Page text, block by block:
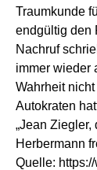
Traumkunde
endgültig den
Nachruf
immer wieder
Wahrheit
Autokraten
„Jean Ziegler,
Herbermann
Quelle: